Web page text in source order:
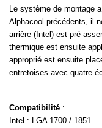
Le système de montage
Alphacool précédents, il
arrière (Intel) est pré-
thermique est ensuite
approprié est ensuite
entretoises avec quatre
Compatibilité :
Intel : LGA 1700 / 1851